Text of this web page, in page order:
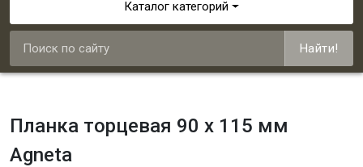
Каталог категорий
Найти!
Планка торцевая 90 х 115 мм
Agneta